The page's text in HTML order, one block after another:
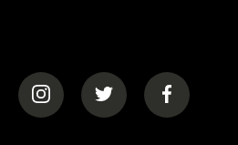
(opens in a new tab)(opens in a new tab)
(opens